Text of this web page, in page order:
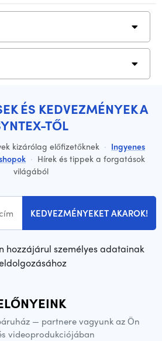
ÉS KEDVEZMÉNYEK A
TŐL
kizárólag előfizetőknek · Ingyenes
· Hírek és tippek a forgatások
világából
KEDVEZMÉNYEKET AKAROK!
hozzájárul személyes adatainak
— partnere vagyunk az Ön
videoprodukciójában